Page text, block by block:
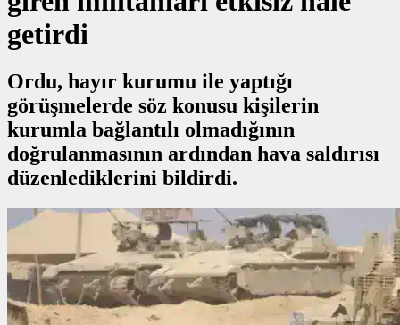
getirdi
Ordu, hayır kurumu ile yaptığı
görüşmelerde söz konusu kişilerin
kurumla bağlantılı olmadığının
doğrulanmasının ardından hava saldırısı
düzenlediklerini bildirdi.